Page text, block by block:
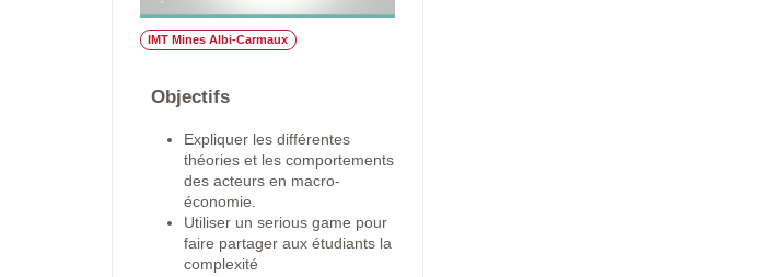
IMT Mines Albi-Carmaux
Objectifs
Expliquer les différentes
théories et les comportements
des acteurs en macro-
économie.
Utiliser un serious game pour
faire partager aux étudiants la
complexité